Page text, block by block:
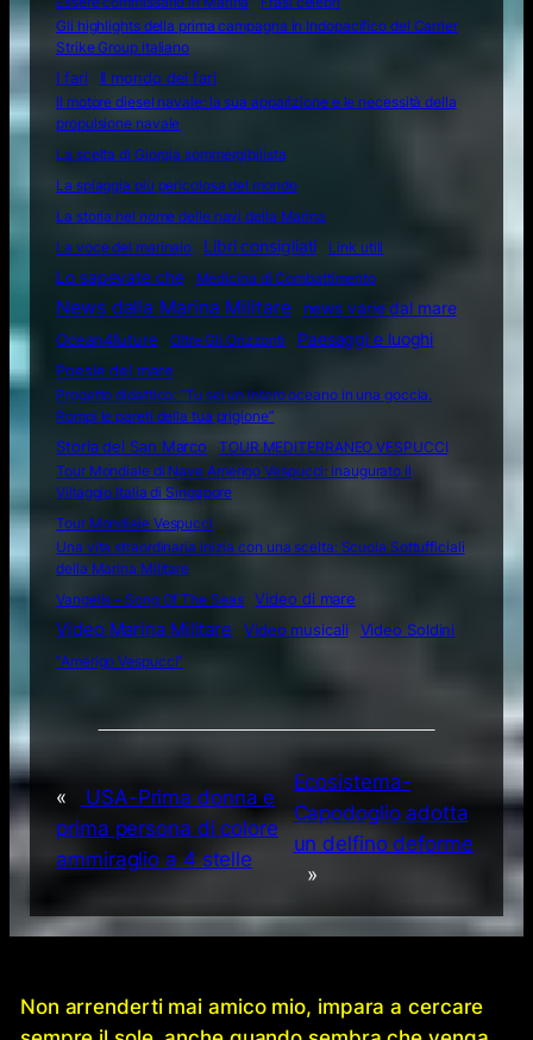
Gli highlights della prima campagna in Indopacifico del Carrier
Strike Group italiano
I fari
Il mondo dei fari
Il motore diesel navale: la sua apparizione e le necessità della
propulsione navale
La scelta di Giorgia sommergibilista
La spiaggia più pericolosa del mondo
La storia nel nome delle navi della Marina
La voce del marinaio
Libri consigliati Link utili
Lo sapevate che Medicina di Combattimento
News dalla Marina Militare
news varie dal mare
Ocean4future
Oltre Gli Orizzonti
Paesaggi e luoghi
Poesie del mare
Progetto didattico: “Tu sei un intero oceano in una goccia.
Rompi le pareti della tua prigione”
Storia del San Marco
TOUR MEDITERRANEO VESPUCCI
Tour Mondiale di Nave Amerigo Vespucci: inaugurato il
Villaggio Italia di Singapore
Tour Mondiale Vespucci
Una vita straordinaria inizia con una scelta: Scuola Sottufficiali
della Marina Militare
Vangelis – Song Of The Seas
Video di mare
Video Marina Militare Video musicali
Video Soldini
“Amerigo Vespucci”
«
USA-Prima donna e
prima persona di colore
ammiraglio a 4 stelle
Ecosistema-
Capodoglio adotta
un delfino deforme
»
Non arrenderti mai amico mio, impara a cercare